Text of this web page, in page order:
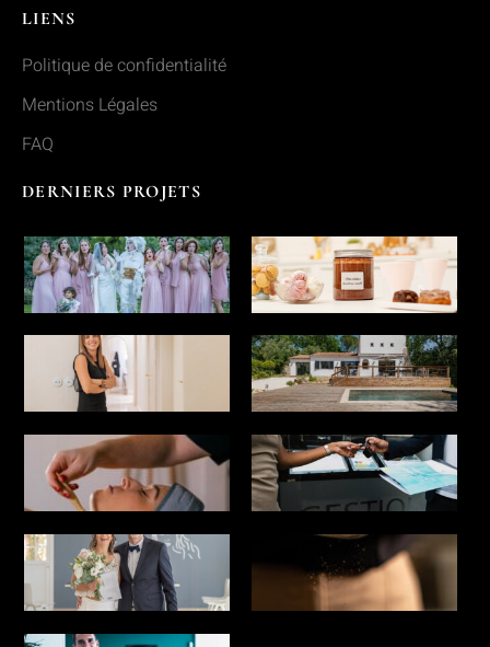
LIENS
Politique de confidentialité
Mentions Légales
FAQ
DERNIERS PROJETS